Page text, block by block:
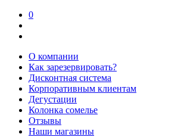
0
О компании
Как зарезервировать?
Дисконтная система
Корпоративным клиентам
Дегустации
Колонка сомелье
Отзывы
Наши магазины